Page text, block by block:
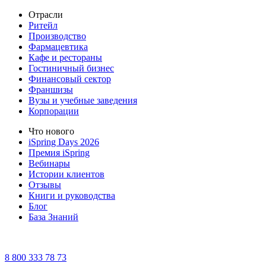
Отрасли
Ритейл
Производство
Фармацевтика
Кафе и рестораны
Гостиничный бизнес
Финансовый сектор
Франшизы
Вузы и учебные заведения
Корпорации
Что нового
iSpring Days 2026
Премия iSpring
Вебинары
Истории клиентов
Отзывы
Книги и руководства
Блог
База Знаний
8 800 333 78 73